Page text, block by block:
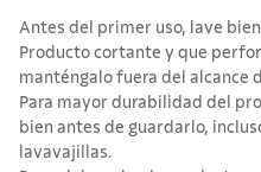
Antes del primer uso, lave
Producto cortante y que
manténgalo fuera del alcance
Para mayor durabilidad del
bien antes de guardarlo,
lavavajillas.